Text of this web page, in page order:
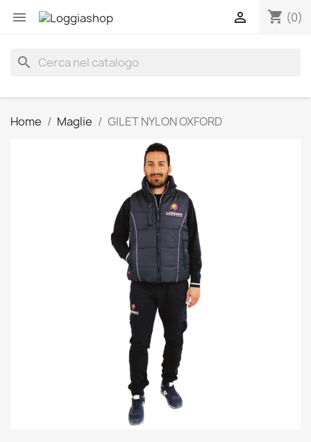
 shopping_cart (0)

search
Home Maglie GILET NYLON OXFORD